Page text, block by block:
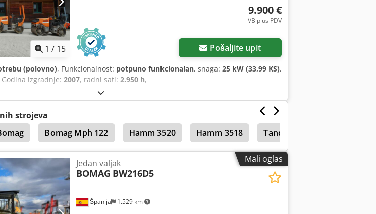
1 / 15
9.900 €
VB plus PDV
Pošaljite upit
(polovno), Funkcionalnost: potpuno funkcionalan, snaga: 25 kW (33,99 KS),
Godina izgradnje: 2007, radni sati: 2.950 h,
strojeva
Bomag Mph 122 Hamm 3520 Hamm 3518 Tandem valjci
Mali oglas
Španija 1.529 km
Jedan valjak
BOMAG BW216D5